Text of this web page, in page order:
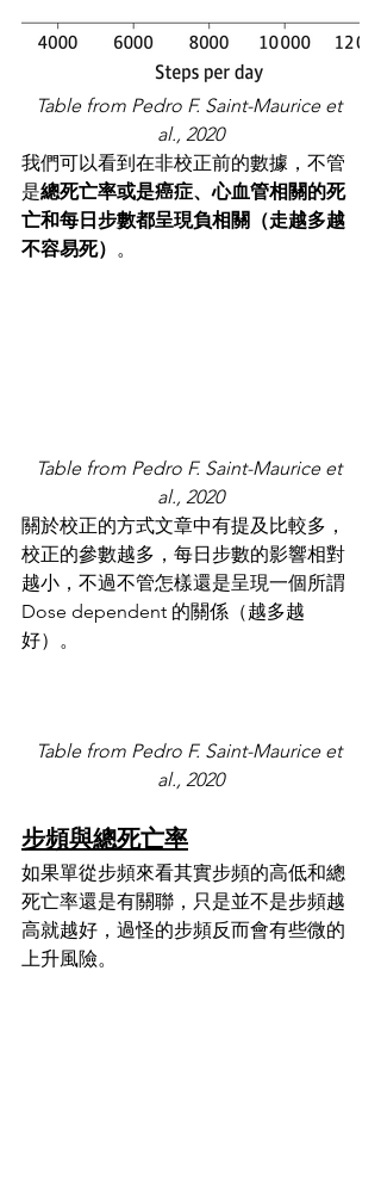
Table from Pedro F. Saint-Maurice et
al., 2020
我們可以看到在非校正前的數據，不管
是總死亡率或是癌症、心血管相關的死
亡和每日步數都呈現負相關（走越多越
不容易死） 。
Table from Pedro F. Saint-Maurice et
al., 2020
關於校正的方式文章中有提及比較多，
校正的參數越多，每日步數的影響相對
越小，不過不管怎樣還是呈現一個所謂
Dose dependent 的關係（越多越
好）。
Table from Pedro F. Saint-Maurice et
al., 2020
步頻與總死亡率
如果單從步頻來看其實步頻的高低和總
死亡率還是有關聯，只是並不是步頻越
高就越好，過怪的步頻反而會有些微的
上升風險。